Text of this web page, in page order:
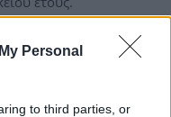
Personal
to third parties, or
οι ιδιοκτήτες/
βραχυχρόνιας